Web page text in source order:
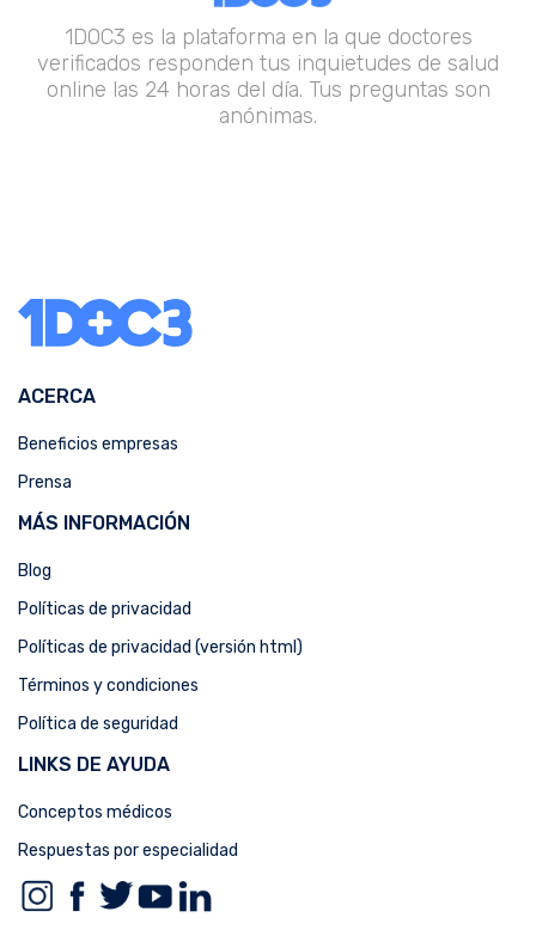
1DOC3 es la plataforma en la que doctores
verificados responden tus inquietudes de salud
online las 24 horas del día. Tus preguntas son
anónimas.
ACERCA
Beneficios empresas
Prensa
MÁS INFORMACIÓN
Blog
Políticas de privacidad
Políticas de privacidad (versión html)
Términos y condiciones
Política de seguridad
LINKS DE AYUDA
Conceptos médicos
Respuestas por especialidad